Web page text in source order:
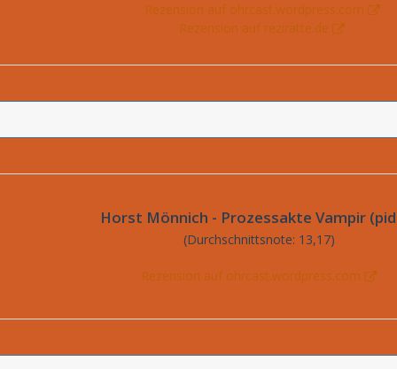
Rezension auf ohrcast.wordpress.com
Rezension auf reziratte.de
Horst Mönnich - Prozessakte Vampir
(Durchschnittsnote: 13,17)
Rezension auf ohrcast.wordpress.com